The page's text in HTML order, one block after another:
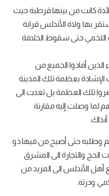
كانت من بينها قرطبة حيث
بها ولاة الأندلس قرابة
اللخمي حتى سقوط الخلافة
أفادوا الجميع من
بعظمة تلك المدينة
تلك العظمة بل تعدت الى
لما وصلت إليه مقارنة
وطلبه حتى أصبح من فيها ذو
الحج والتجارة الى المشرق
أهل الأندلس الى المزيد من
ودرته.